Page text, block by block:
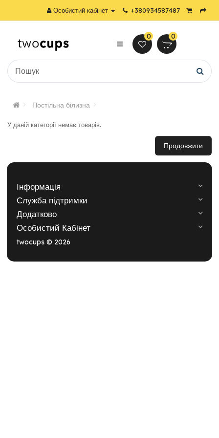
Особистий кабінет +380934587487
0 0
Постільна білизна
У даній категорії немає товарів.
Продовжити
Інформація
Служба підтримки
Додатково
Особистий Кабінет
twocups © 2026